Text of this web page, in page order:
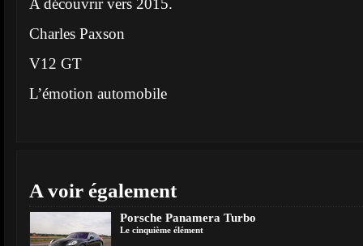
A découvrir vers 2015.
Charles Paxson
V12 GT
L’émotion automobile
A voir également
Porsche Panamera Turbo
Le cinquième élément